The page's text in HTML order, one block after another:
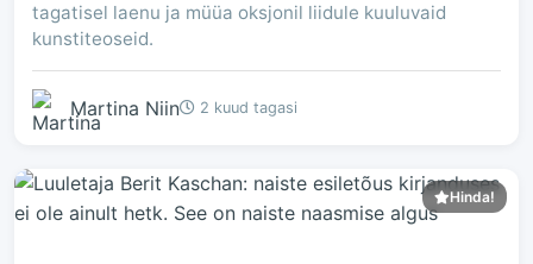
tagatisel laenu ja müüa oksjonil liidule kuuluvaid
kunstiteoseid.
Martina Niin 2 kuud tagasi
Hinda!